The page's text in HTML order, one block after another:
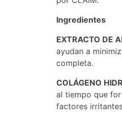
Ingredientes
EXTRACTO DE
ayudan a
completa.
COLÁGENO
al tiempo que
factores